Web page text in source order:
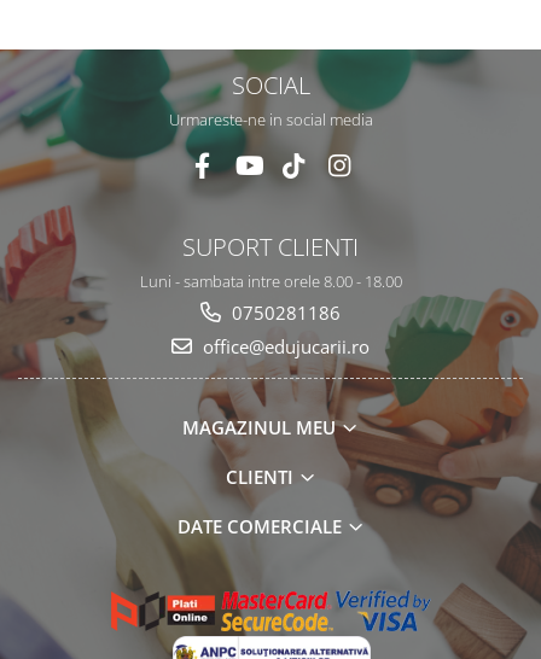
SOCIAL
Urmareste-ne in social media
SUPORT CLIENTI
Luni - sambata intre orele 8.00 - 18.00
0750281186
office@edujucarii.ro
MAGAZINUL MEU
CLIENTI
DATE COMERCIALE